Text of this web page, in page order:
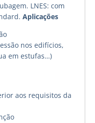
LNES: com
Aplicações
nos edifícios,
em estufas…)
aos requisitos da